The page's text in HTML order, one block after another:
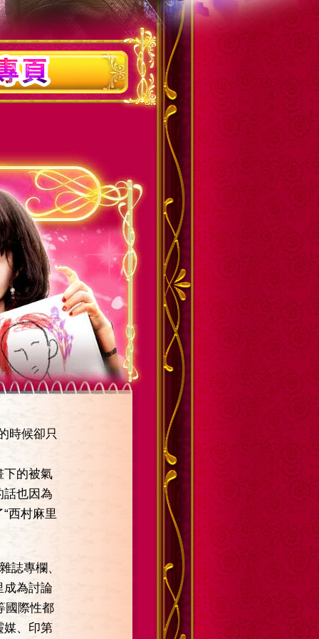
時候卻只
的被氣
話也因為
西村麻里
誌專欄、
成為討論
國際性都
媒、印第